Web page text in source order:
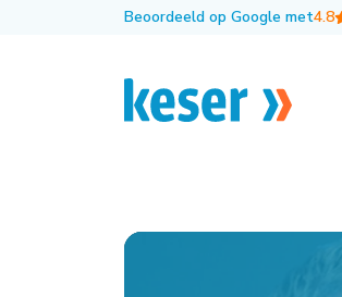
Beoordeeld op Google met4.8